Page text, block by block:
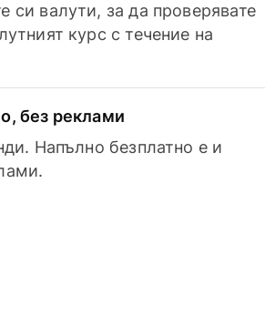
си валути, за да проверявате
курс с течение на
без реклами
Напълно безплатно е и